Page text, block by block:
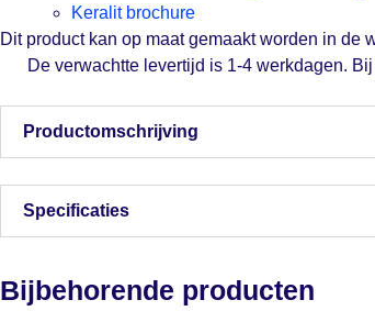
Keralit brochure
Dit product kan op maat gemaakt worden in de
De verwachtte levertijd is 1-4 werkdagen.
Productomschrijving
Specificaties
Bijbehorende producten